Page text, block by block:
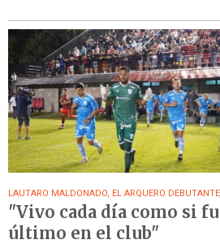
LAUTARO MALDONADO, EL ARQUERO DEBUTANTE
"Vivo cada día como si
último en el club"